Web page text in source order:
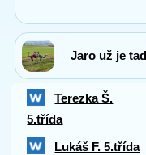
Jaro už je
Terezka Š.
5.třída
Lukáš F. 5.třída